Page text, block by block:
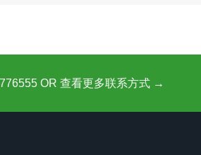
OR 查看更多联系方式 →